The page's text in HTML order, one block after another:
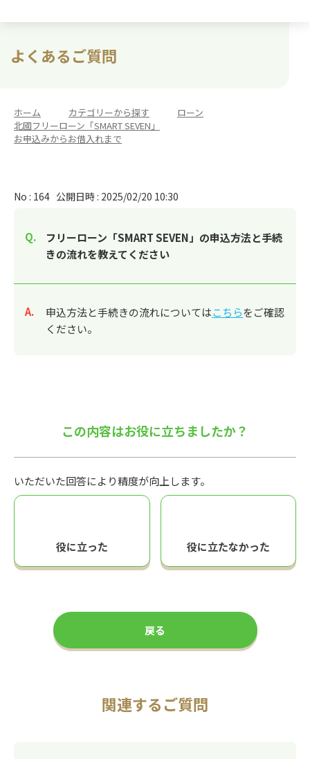
よくあるご質問
ホーム カテゴリーから探す ローン
北國フリーローン「SMART SEVEN」
お申込みからお借入れまで
No : 164 公開日時 : 2025/02/20 10:30
フリーローン「SMART SEVEN」の申込方法と手続
きの流れを教えてください
回答
申込方法と手続きの流れについてはこちらをご確認
ください。
この内容はお役に立ちましたか？
いただいた回答により精度が向上します。
役に立った 役に立たなかった
戻る
関連するご質問